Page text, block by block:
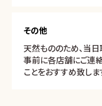
その他
天然もののため、当
事前に各店舗にご連
ことをおすすめ致しま